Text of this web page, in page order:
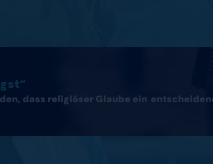
dass religiöser Glaube ein